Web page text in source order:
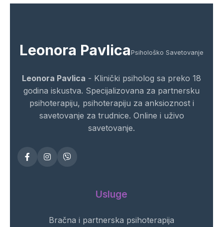
Leonora Pavlica Psihološko Savetovanje
Leonora Pavlica - Klinički psiholog sa preko 18
godina iskustva. Specijalizovana za partnersku
psihoterapiju, psihoterapiju za anksioznost i
savetovanje za trudnice. Online i uživo
savetovanje.
Usluge
Bračna i partnerska psihoterapija